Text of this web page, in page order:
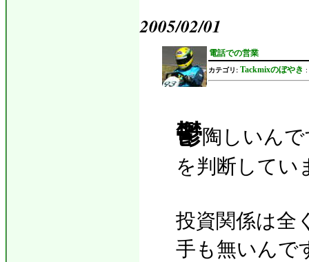
2005/02/01
電話での営業
カテゴリ: Tackmixのぼやき :
鬱陶しいん
を判断してい
投資関係は全
手も無いんで